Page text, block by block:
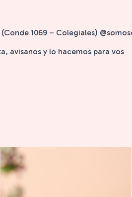
1069 – Colegiales)
avisanos y lo hacemos para vos